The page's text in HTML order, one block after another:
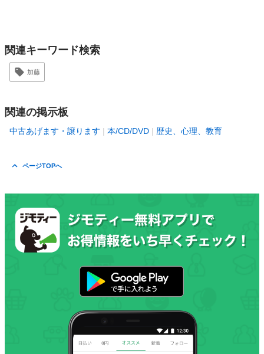
関連キーワード検索
加藤
関連の掲示板
中古あげます・譲ります 本/CD/DVD 歴史、心理、教育
ページTOPへ